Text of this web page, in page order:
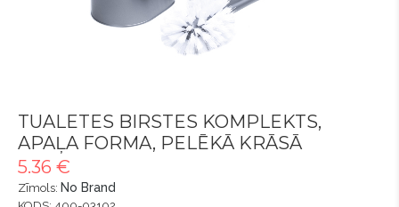
TUALETES BIRSTES KOMPLEKTS,
APAĻA FORMA, PELĒKĀ KRĀSĀ
5.36 €
Zīmols: No Brand